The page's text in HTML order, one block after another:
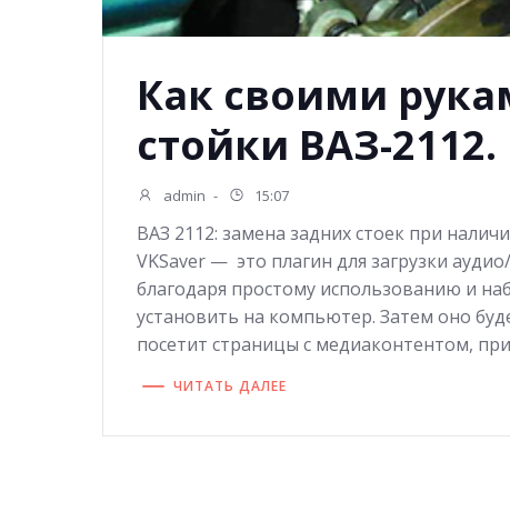
Как своими
стойки ВАЗ-2112.
admin - 15:07
ВАЗ 2112: замена задних стоек при
VKSaver — это плагин для загрузки
благодаря простому использованию и
установить на компьютер. Затем оно
посетит страницы с медиаконтентом,
ЧИТАТЬ ДАЛЕЕ